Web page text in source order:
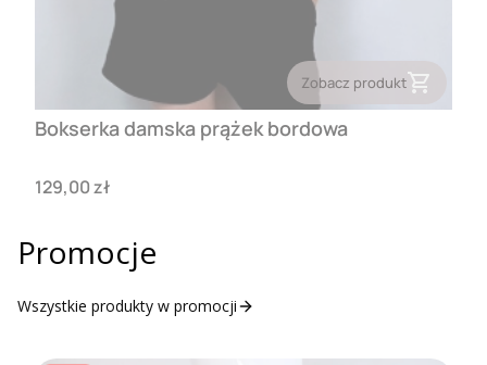
Zobacz produkt
Bokserka damska prążek bordowa
Cena
129,00 zł
Promocje
Wszystkie produkty w promocji